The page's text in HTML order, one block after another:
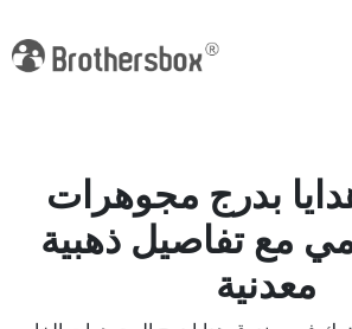
بدرج مجوهرات
مع تفاصيل ذهبية
معدنية